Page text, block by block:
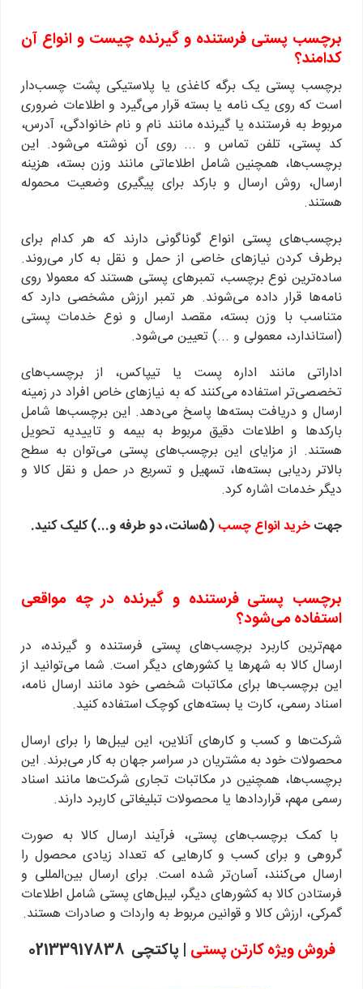
برچسب پستی فرستنده و گیرنده چیست و انواع آن
کدامند؟
برچسب پستی یک برگه کاغذی یا پلاستیکی پشت چسب‌دار
است که روی یک نامه یا بسته قرار می‌گیرد و اطلاعات ضروری
مربوط به فرستنده یا گیرنده مانند نام و نام خانوادگی، آدرس،
کد پستی، تلفن تماس و ... روی آن نوشته می‌شود. این
برچسب‌ها، همچنین شامل اطلاعاتی مانند وزن بسته، هزینه
ارسال، روش ارسال و بارکد برای پیگیری وضعیت محموله
هستند.
برچسب‌های پستی انواع گوناگونی دارند که هر کدام برای
برطرف کردن نیازهای خاصی از حمل و نقل به کار می‌روند.
ساده‌ترین نوع برچسب، تمبرهای پستی هستند که معمولا روی
نامه‌ها قرار داده می‌شوند. هر تمبر ارزش مشخصی دارد که
متناسب با وزن بسته، مقصد ارسال و نوع خدمات پستی
(استاندارد، معمولی و ...) تعیین می‌شود.
اداراتی مانند اداره پست یا تیپاکس، از برچسب‌های
تخصصی‌تر استفاده می‌کنند که به نیازهای خاص افراد در زمینه
ارسال و دریافت بسته‌ها پاسخ می‌دهد. این برچسب‌ها شامل
بارکد‌ها و اطلاعات دقیق مربوط به بیمه و تاییدیه تحویل
هستند. از مزایای این برچسب‌های پستی می‌توان به سطح
بالاتر ردیابی بسته‌ها، تسهیل و تسریع در حمل و نقل کالا و
دیگر خدمات اشاره کرد.
جهتخرید انواع چسب(5سانت، دو طرفه و...) کلیک کنید.
برچسب پستی فرستنده و گیرنده در چه مواقعی
استفاده می‌شود؟
مهم‌ترین کاربرد برچسب‌های پستی فرستنده و گیرنده، در
ارسال کالا به شهرها یا کشورهای دیگر است. شما می‌توانید از
این برچسب‌ها برای مکاتبات شخصی خود مانند ارسال نامه،
اسناد رسمی، کارت یا بسته‌های کوچک استفاده کنید.
شرکت‌ها و کسب و کارهای آنلاین، این لیبل‌ها را برای ارسال
محصولات خود به مشتریان در سراسر جهان به کار می‌برند. این
برچسب‌ها، همچنین در مکاتبات تجاری شرکت‌ها مانند اسناد
رسمی مهم، قراردادها یا محصولات تبلیغاتی کاربرد دارند.
با کمک برچسب‌های پستی، فرآیند ارسال کالا به صورت
گروهی و برای کسب و کارهایی که تعداد زیادی محصول را
ارسال می‌کنند، آسان‌تر شده است. برای ارسال بین‌المللی و
فرستادن کالا به کشورهای دیگر، لیبل‌های پستی شامل اطلاعات
گمرکی، ارزش کالا و قوانین مربوط به واردات و صادرات هستند.
فروش ویژه کارتن پستی | پاکتچی 02133917838